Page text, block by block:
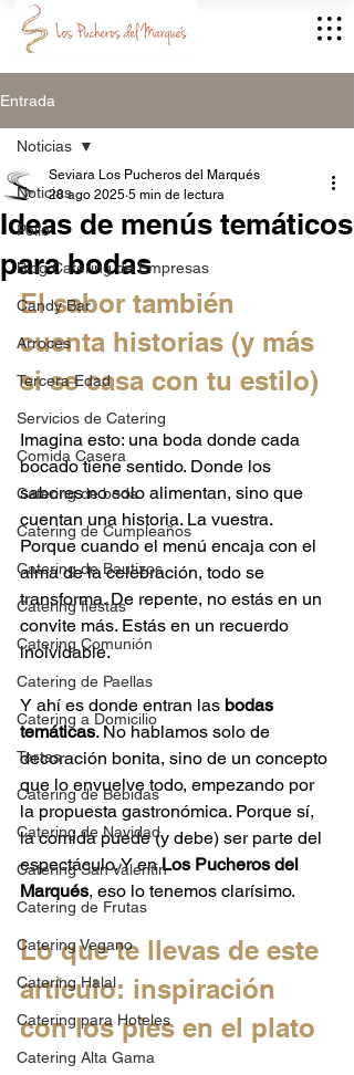
Entrada
Noticias
Pollo
Blog Catering de Empresas
Candy Bar
Arroces
Tercera Edad
Servicios de Catering
Comida Casera
Catering de boda
Catering de Cumpleaños
Catering de Bautizos
Catering fiestas
Catering Comunión
Catering de Paellas
Catering a Domicilio
Tartas
Catering de Bebidas
Catering de Navidad
Catering San Valentin
Catering de Frutas
Catering Vegano
Catering Halal
Catering para Hoteles
Catering Alta Gama
Noticias
Ideas de menús temáticos
para bodas
Seviara Los Pucheros del Marqués
28 ago 2025 5 min de lectura
El sabor también
cuenta historias (y más
si se casa con tu estilo)
Imagina esto: una boda donde cada
bocado tiene sentido. Donde los
sabores no solo alimentan, sino que
cuentan una historia. La vuestra.
Porque cuando el menú encaja con el
alma de la celebración, todo se
transforma. De repente, no estás en un
convite más. Estás en un recuerdo
inolvidable.
Y ahí es donde entran las bodas
temáticas. No hablamos solo de
decoración bonita, sino de un concepto
que lo envuelve todo, empezando por
la propuesta gastronómica. Porque sí,
la comida puede (y debe) ser parte del
espectáculo. Y en Los Pucheros del
Marqués, eso lo tenemos clarísimo.
Lo que te llevas de este
artículo: inspiración
con los pies en el plato